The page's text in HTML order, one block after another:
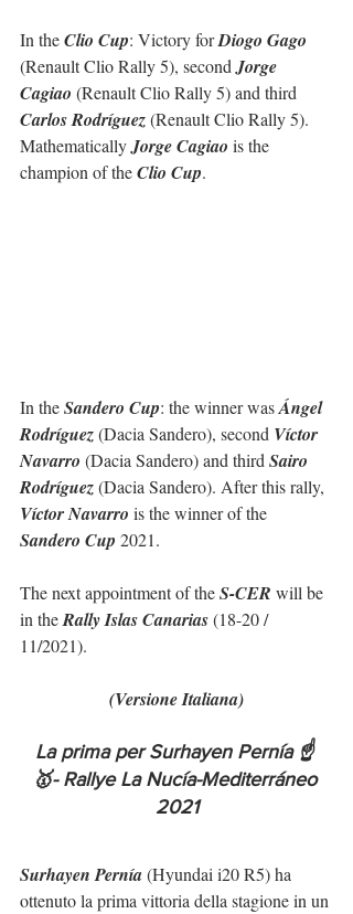
In the Clio Cup: Victory for Diogo Gago
(Renault Clio Rally 5), second Jorge
Cagiao (Renault Clio Rally 5) and third
Carlos Rodríguez (Renault Clio Rally 5).
Mathematically Jorge Cagiao is the
champion of the Clio Cup.
In the Sandero Cup: the winner was Ángel
Rodríguez (Dacia Sandero), second Víctor
Navarro (Dacia Sandero) and third Sairo
Rodríguez (Dacia Sandero). After this rally,
Víctor Navarro is the winner of the
Sandero Cup 2021.
The next appointment of the S-CER will be
in the Rally Islas Canarias (18-20 /
11/2021).
(Versione Italiana)
La prima per Surhayen Pernía ☝️
🥇- Rallye La Nucía-Mediterráneo
2021
Surhayen Pernía (Hyundai i20 R5) ha
ottenuto la prima vittoria della stagione in un